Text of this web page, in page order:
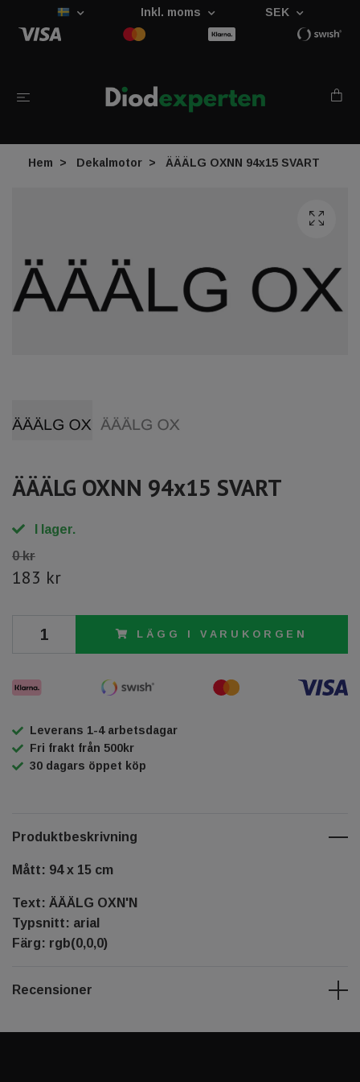
Inkl. moms SEK
Hem Dekalmotor ÄÄÄLG OXNN 94x15 SVART
ÄÄÄLG OXNN 94x15 SVART
I lager.
0 kr
183 kr
LÄGG I VARUKORGEN
Leverans 1-4 arbetsdagar
Fri frakt från 500kr
30 dagars öppet köp
Produktbeskrivning
Mått: 94 x 15 cm
Text: ÄÄÄLG OXN'N
Typsnitt: arial
Färg: rgb(0,0,0)
Recensioner